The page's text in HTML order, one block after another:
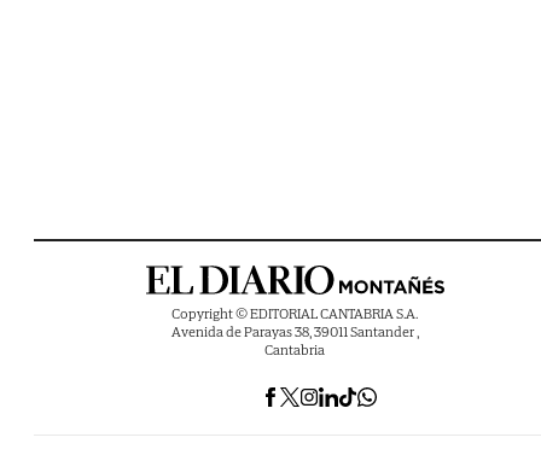
Copyright © EDITORIAL CANTABRIA S.A.
Avenida de Parayas 38, 39011 Santander ,
Cantabria